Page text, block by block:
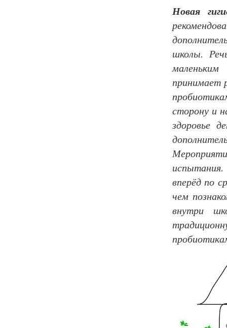
Новая
школы.
принимает
сторону и
здоровье
вперёд по
чем
внутри